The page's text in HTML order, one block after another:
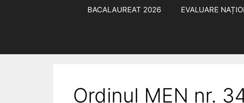
BACALAUREAT 2026 EVALUARE
Ordinul MEN nr.